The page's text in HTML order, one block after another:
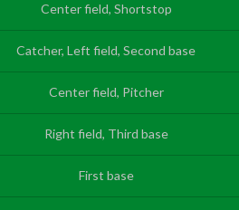
Center field, Shortstop
Catcher, Left field, Second base
Center field, Pitcher
Right field, Third base
First base